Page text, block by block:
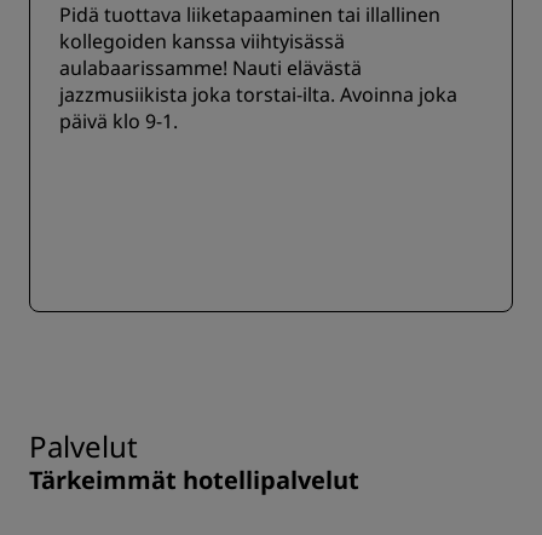
Pidä tuottava liiketapaaminen tai illallinen
kollegoiden kanssa viihtyisässä
aulabaarissamme! Nauti elävästä
jazzmusiikista joka torstai-ilta. Avoinna joka
päivä klo 9-1.
Palvelut
Tärkeimmät hotellipalvelut